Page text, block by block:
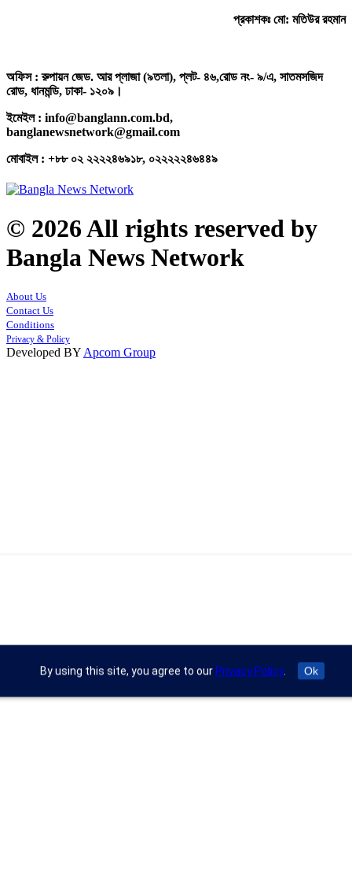
প্রকাশকঃ মো: মতিউর রহমান
অফিস : রুপায়ন জেড. আর প্লাজা (৯তলা), প্লট- ৪৬,রোড নং- ৯/এ, সাতমসজিদ
রোড, ধানমন্ডি, ঢাকা- ১২০৯।
ইমেইল : info@banglann.com.bd,
banglanewsnetwork@gmail.com
মোবাইল : +৮৮ ০২ ২২২২৪৬৯১৮, ০২২২২২৪৬৪৪৯
© 2026 All rights reserved by
Bangla News Network
About Us
Contact Us
Conditions
Privacy & Policy
Developed BY Apcom Group
By using this site, you agree to our Privacy Policy. Ok